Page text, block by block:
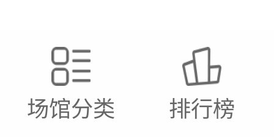
场馆分类 排行榜